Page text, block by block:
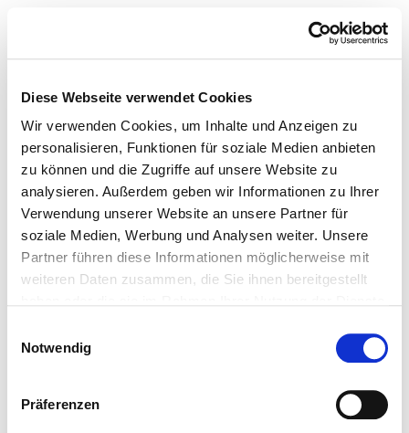
Diese Webseite verwendet Cookies
Wir verwenden Cookies, um Inhalte und Anzeigen zu
personalisieren, Funktionen für soziale Medien anbieten
zu können und die Zugriffe auf unsere Website zu
analysieren. Außerdem geben wir Informationen zu Ihrer
Verwendung unserer Website an unsere Partner für
soziale Medien, Werbung und Analysen weiter. Unsere
Partner führen diese Informationen möglicherweise mit
weiteren Daten zusammen, die Sie ihnen bereitgestellt
Notwendig
Präferenzen